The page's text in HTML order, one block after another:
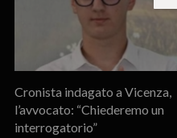
Cronista indagato a Vicenza,
l’avvocato: “Chiederemo un
interrogatorio”